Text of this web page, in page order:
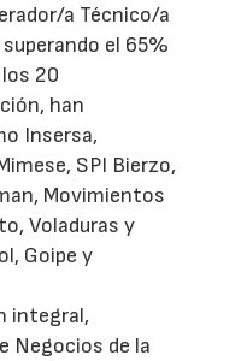
a Técnico/a
el 65%
20
han
Insersa,
SPI Bierzo,
Movimientos
Voladuras y
Goipe y
integral,
Negocios de la